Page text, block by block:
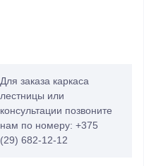
Для заказа каркаса
лестницы или
консультации позвоните
нам по номеру: +375
(29) 682-12-12